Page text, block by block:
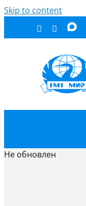
Skip to content
Не обновлен